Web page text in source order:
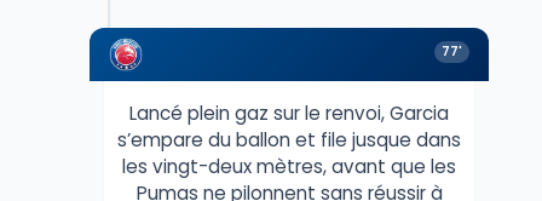
77'
Lancé plein gaz sur le renvoi, Garcia
s’empare du ballon et file jusque dans
les vingt-deux mètres, avant que les
Pumas ne pilonnent sans réussir à